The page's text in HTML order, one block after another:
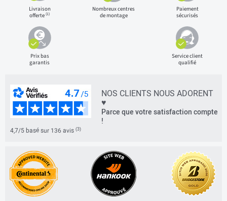
Livraison
offerte(1)
Nombreux centres
de montage
Paiement
sécurisés
Prix bas
garantis
Service client
qualifié
NOS CLIENTS NOUS ADORENT
♥
Parce que votre satisfaction compte
!
4,7/5 basé sur 136 avis (3)